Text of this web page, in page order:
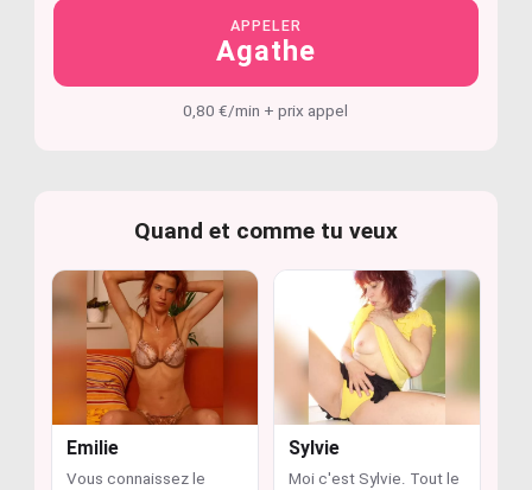
APPELER
Agathe
0,80 €/min + prix appel
Quand et comme tu veux
Emilie
Vous connaissez le
Sylvie
Moi c'est Sylvie. Tout le